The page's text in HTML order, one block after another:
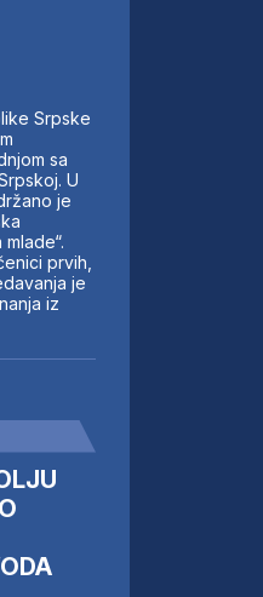
Srpske
sa
U
je
prvih,
je
iz